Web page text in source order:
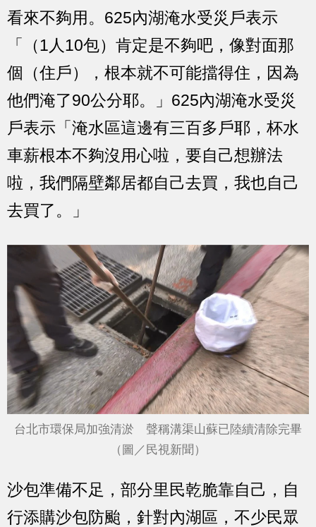
看來不夠用。625內湖淹水受災戶表示
「（1人10包）肯定是不夠吧，像對面那
個（住戶），根本就不可能擋得住，因為
他們淹了90公分耶。」625內湖淹水受災
戶表示「淹水區這邊有三百多戶耶，杯水
車薪根本不夠沒用心啦，要自己想辦法
啦，我們隔壁鄰居都自己去買，我也自己
去買了。」
台北市環保局加強清淤 聲稱溝渠山蘇已陸續清除完畢
（圖／民視新聞）
沙包準備不足，部分里民乾脆靠自己，自
行添購沙包防颱，針對內湖區，不少民眾